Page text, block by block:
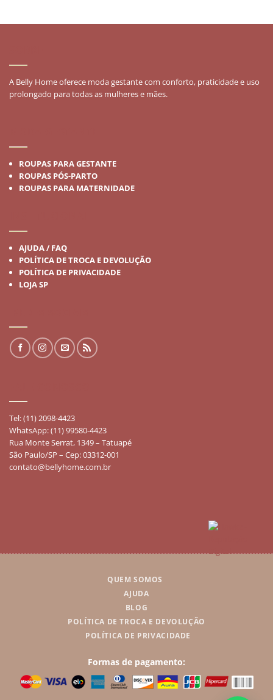
A Belly Home oferece moda gestante com conforto, praticidade e uso
prolongado para todas as mulheres e mães.
ROUPAS PARA GESTANTE
ROUPAS PÓS-PARTO
ROUPAS PARA MATERNIDADE
AJUDA / FAQ
POLÍTICA DE TROCA E DEVOLUÇÃO
POLÍTICA DE PRIVACIDADE
LOJA SP
Tel: (11) 2098-4423
WhatsApp: (11) 99580-4423
Rua Monte Serrat, 1349 – Tatuapé
São Paulo/SP – Cep: 03312-001
contato@bellyhome.com.br
Formas de pagamento:
QUEM SOMOS
AJUDA
BLOG
POLÍTICA DE TROCA E DEVOLUÇÃO
POLÍTICA DE PRIVACIDADE